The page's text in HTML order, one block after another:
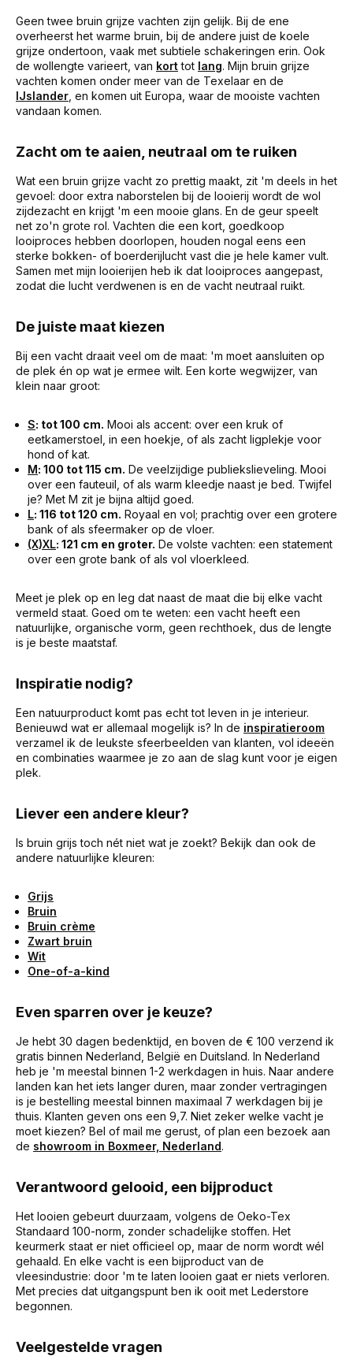
Geen twee bruin grijze vachten zijn gelijk. Bij de ene
overheerst het warme bruin, bij de andere juist de koele
grijze ondertoon, vaak met subtiele schakeringen erin. Ook
de wollengte varieert, van korttot lang. Mijn bruin grijze
vachten komen onder meer van de Texelaar en de
IJslander , en komen uit Europa, waar de mooiste vachten
vandaan komen.
Zacht om te aaien, neutraal om te ruiken
Wat een bruin grijze vacht zo prettig maakt, zit 'm deels in het
gevoel: door extra naborstelen bij de looierij wordt de wol
zijdezacht en krijgt 'm een mooie glans. En de geur speelt
net zo'n grote rol. Vachten die een kort, goedkoop
looiproces hebben doorlopen, houden nogal eens een
sterke bokken- of boerderijlucht vast die je hele kamer vult.
Samen met mijn looierijen heb ik dat looiproces aangepast,
zodat die lucht verdwenen is en de vacht neutraal ruikt.
De juiste maat kiezen
Bij een vacht draait veel om de maat: 'm moet aansluiten op
de plek én op wat je ermee wilt. Een korte wegwijzer, van
klein naar groot:
S: tot 100 cm. Mooi als accent: over een kruk of
eetkamerstoel, in een hoekje, of als zacht ligplekje voor
hond of kat.
M: 100 tot 115 cm. De veelzijdige publiekslieveling. Mooi
over een fauteuil, of als warm kleedje naast je bed. Twijfel
je? Met M zit je bijna altijd goed.
L: 116 tot 120 cm. Royaal en vol; prachtig over een grotere
bank of als sfeermaker op de vloer.
(X)XL: 121 cm en groter. De volste vachten: een statement
over een grote bank of als vol vloerkleed.
Meet je plek op en leg dat naast de maat die bij elke vacht
vermeld staat. Goed om te weten: een vacht heeft een
natuurlijke, organische vorm, geen rechthoek, dus de lengte
is je beste maatstaf.
Inspiratie nodig?
Een natuurproduct komt pas echt tot leven in je interieur.
Benieuwd wat er allemaal mogelijk is? In de inspiratieroom
verzamel ik de leukste sfeerbeelden van klanten, vol ideeën
en combinaties waarmee je zo aan de slag kunt voor je eigen
plek.
Liever een andere kleur?
Is bruin grijs toch nét niet wat je zoekt? Bekijk dan ook de
andere natuurlijke kleuren:
Grijs
Bruin
Bruin crème
Zwart bruin
Wit
One-of-a-kind
Even sparren over je keuze?
Je hebt 30 dagen bedenktijd, en boven de € 100 verzend ik
gratis binnen Nederland, België en Duitsland. In Nederland
heb je 'm meestal binnen 1-2 werkdagen in huis. Naar andere
landen kan het iets langer duren, maar zonder vertragingen
is je bestelling meestal binnen maximaal 7 werkdagen bij je
thuis. Klanten geven ons een 9,7. Niet zeker welke vacht je
moet kiezen? Bel of mail me gerust, of plan een bezoek aan
de showroom in Boxmeer, Nederland.
Verantwoord gelooid, een bijproduct
Het looien gebeurt duurzaam, volgens de Oeko-Tex
Standaard 100-norm, zonder schadelijke stoffen. Het
keurmerk staat er niet officieel op, maar de norm wordt wél
gehaald. En elke vacht is een bijproduct van de
vleesindustrie: door 'm te laten looien gaat er niets verloren.
Met precies dat uitgangspunt ben ik ooit met Lederstore
begonnen.
Veelgestelde vragen